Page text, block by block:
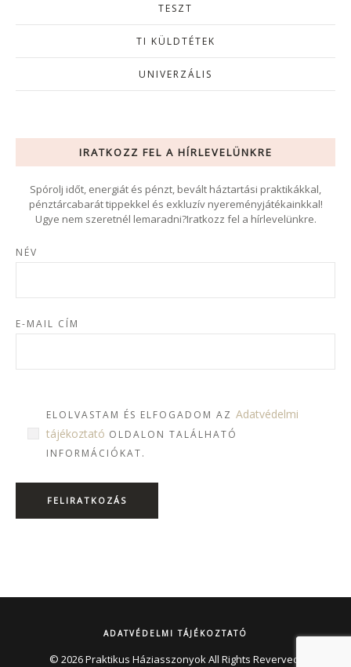
TESZT
TI KÜLDTÉTEK
UNIVERZÁLIS
IRATKOZZ FEL A HÍRLEVELÜNKRE
Spórolj időt, energiát és pénzt, bevált háztartási praktikákkal,
pénztárcabarát tippekkel és exkluzív nyereményjátékainkkal!
Ugye nem szeretnél lemaradni?Iratkozz fel a hírlevelünkre.
NÉV
E-MAIL CÍM
ELOLVASTAM ÉS ELFOGADOM AZ Adatvédelmi
tájékoztató OLDALON TALÁLHATÓ
INFORMÁCIÓKAT.
ADATVÉDELMI TÁJÉKOZTATÓ
© 2026 Praktikus Háziasszonyok All Rights Reverved.